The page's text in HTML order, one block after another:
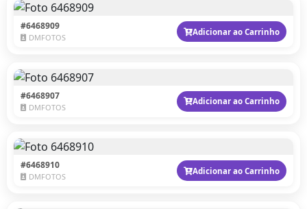
#6468909
DMFOTOS
Adicionar ao Carrinho
#6468907
DMFOTOS
Adicionar ao Carrinho
#6468910
DMFOTOS
Adicionar ao Carrinho